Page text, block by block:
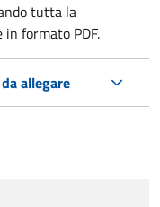
tutta la
formato PDF.
allegare